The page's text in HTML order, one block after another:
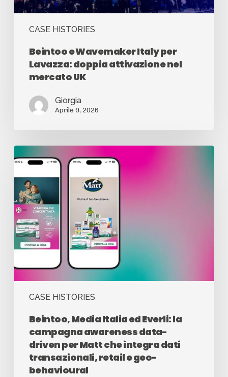
CASE HISTORIES
Beintoo e Wavemaker Italy per
Lavazza: doppia attivazione nel
mercato UK
Giorgia
Aprile 9, 2026
CASE HISTORIES
Beintoo, Media Italia ed Everli: la
campagna awareness data-
driven per Matt che integra dati
transazionali, retail e geo-
behavioural